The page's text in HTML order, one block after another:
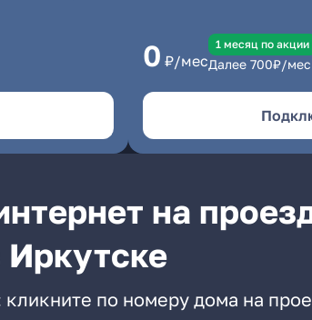
0 ₽/мес
1 месяц по акции
Далее 700₽/мес
на
Иркутске
по номеру дома на